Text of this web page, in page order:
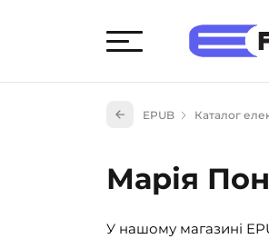
EPUB Каталог
Марія
У нашому магазині